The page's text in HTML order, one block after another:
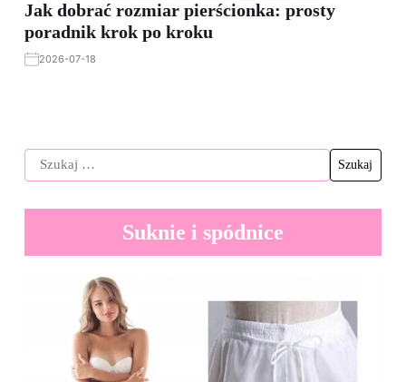
Jak dobrać rozmiar pierścionka: prosty
poradnik krok po kroku
2026-07-18
Suknie i spódnice